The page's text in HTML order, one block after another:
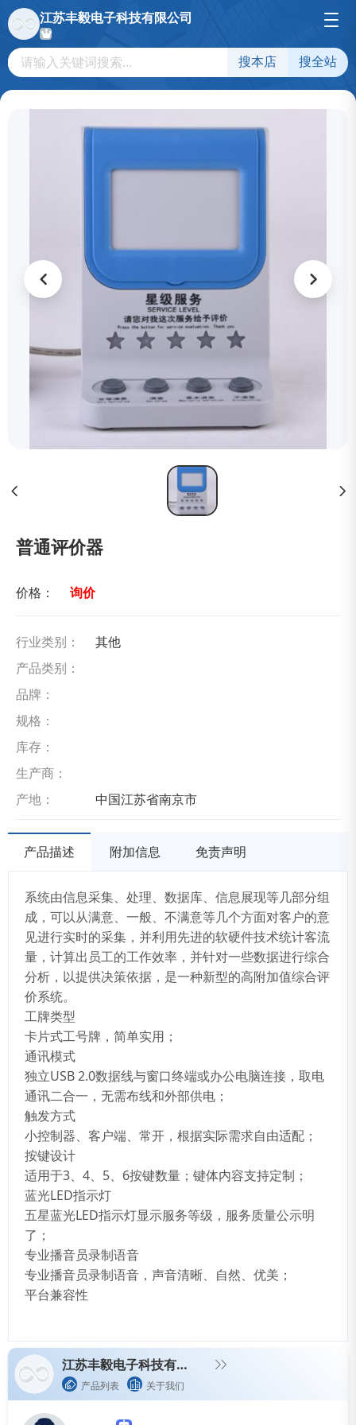
江苏丰毅电子科技有限公司
搜本店 搜全站
普通评价器
价格： 询价
行业类别：
其他
产品类别：
品牌：
规格：
库存：
生产商：
产地：
中国江苏省南京市
产品描述 附加信息 免责声明
系统由信息采集、处理、数据库、信息展现等几部分组
成，可以从满意、一般、不满意等几个方面对客户的意
见进行实时的采集，并利用先进的软硬件技术统计客流
量，计算出员工的工作效率，并针对一些数据进行综合
分析，以提供决策依据，是一种新型的高附加值综合评
价系统。
工牌类型
卡片式工号牌，简单实用；
通讯模式
独立USB 2.0数据线与窗口终端或办公电脑连接，取电
通讯二合一，无需布线和外部供电；
触发方式
小控制器、客户端、常开，根据实际需求自由适配；
按键设计
适用于3、4、5、6按键数量；键体内容支持定制；
蓝光LED指示灯
五星蓝光LED指示灯显示服务等级，服务质量公示明
了；
专业播音员录制语音
专业播音员录制语音，声音清晰、自然、优美；
平台兼容性
江苏丰毅电子科技有限公司
产品列表 关于我们